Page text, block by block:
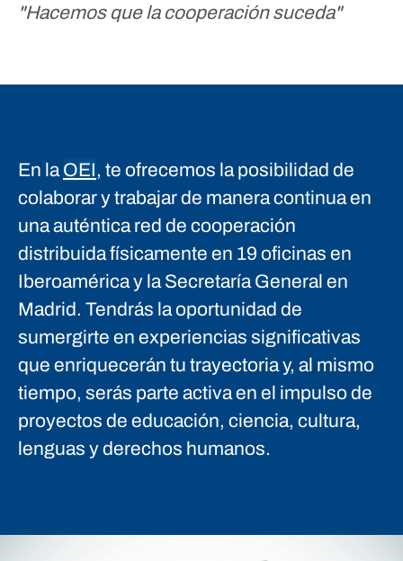
"Hacemos que la cooperación suceda"
En la OEI, te ofrecemos la posibilidad de
colaborar y trabajar de manera continua en
una auténtica red de cooperación
distribuida físicamente en 19 oficinas en
Iberoamérica y la Secretaría General en
Madrid. Tendrás la oportunidad de
sumergirte en experiencias significativas
que enriquecerán tu trayectoria y, al mismo
tiempo, serás parte activa en el impulso de
proyectos de educación, ciencia, cultura,
lenguas y derechos humanos.